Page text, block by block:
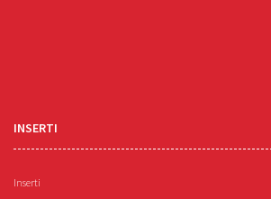
INSERTI
Inserti